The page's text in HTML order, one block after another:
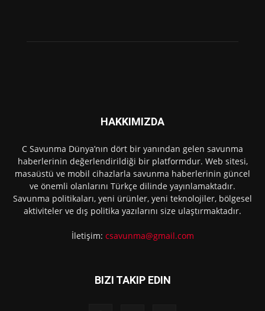
HAKKIMIZDA
C Savunma Dünya’nın dört bir yanından gelen savunma
haberlerinin değerlendirildiği bir platformdur. Web sitesi,
masaüstü ve mobil cihazlarla savunma haberlerinin güncel
ve önemli olanlarını Türkçe dilinde yayınlamaktadır.
Savunma politikaları, yeni ürünler, yeni teknolojiler, bölgesel
aktiviteler ve dış politika yazılarını size ulaştırmaktadır.
İletişim: csavunma@gmail.com
BIZI TAKIP EDIN